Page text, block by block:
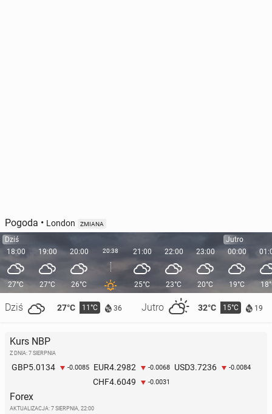
How Polish Lon­do­ners Spend Quiet We­ek­ni­ghts
Pogoda • London ZMIANA
Dziś
18:00
27°C
Dziś 27°C 11°C 36 Jutro 32°C 15°C 19
19:00
27°C
20:00
26°C
20:38 21:00
25°C
22:00
23°C
23:00
20°C
Jutro
00:00
19°C
Kurs NBP
Z DNIA: 7 SIERPNIA
GBP5.0134 -0.0085 EUR4.2982 -0.0068 USD3.7236 -0.0084
CHF4.6049 -0.0031
Forex
AKTUALIZACJA: 7 SIERPNIA, 22:00